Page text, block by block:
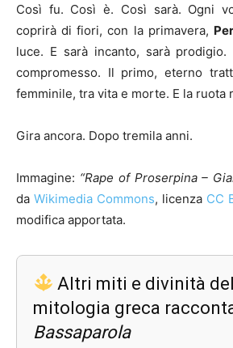
Così fu. Così è. Così sarà. Ogni
coprirà di fiori, con la primavera,
luce. E sarà incanto, sarà prodigio.
compromesso. Il primo, eterno
femminile, tra vita e morte. E la ruota
Gira ancora. Dopo tremila anni.
Immagine: “Rape of Proserpina –
da Wikimedia Commons, licenza CC
modifica apportata.
Altri miti e divinità
mitologia greca
Bassaparola